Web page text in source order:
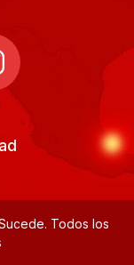
Todos los